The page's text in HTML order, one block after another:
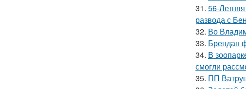
31. 56-
развода с
32. Во
33. Брендан
34. В
смогли
35. ПП